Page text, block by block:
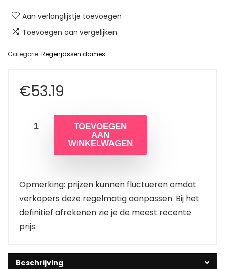
Aan verlanglijstje toevoegen
Toevoegen aan vergelijken
Categorie: Regenjassen dames
€53.19
TOEVOEGEN
AAN
WINKELWAGEN
Opmerking: prijzen kunnen fluctueren omdat
verkopers deze regelmatig aanpassen. Bij het
definitief afrekenen zie je de meest recente
prijs.
Beschrijving